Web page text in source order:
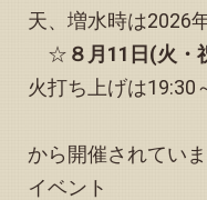
｢縁音の玉手箱(音楽関連
メの楽器店･工房･練習
2025.07.21
「予約状況」お知らせペ
2025.07.20
宿泊人数に関する情報を
天、増水時は2026
☆ ８月11日(火・
火打ち上げは19:30
から開催されてい
イベント